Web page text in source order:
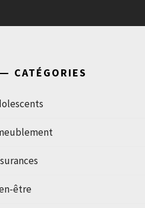
CATÉGORIES
être